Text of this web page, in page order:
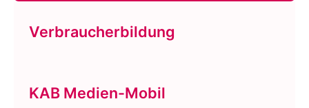
Verbraucherbildung
KAB Medien-Mobil